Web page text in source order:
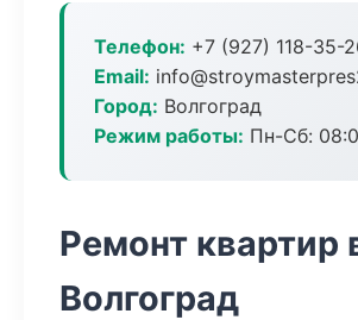
Телефон: +7 (927) 118-35-
Email:
Город: Волгоград
Режим работы: Пн-Сб:
Ремонт квартир
Волгоград